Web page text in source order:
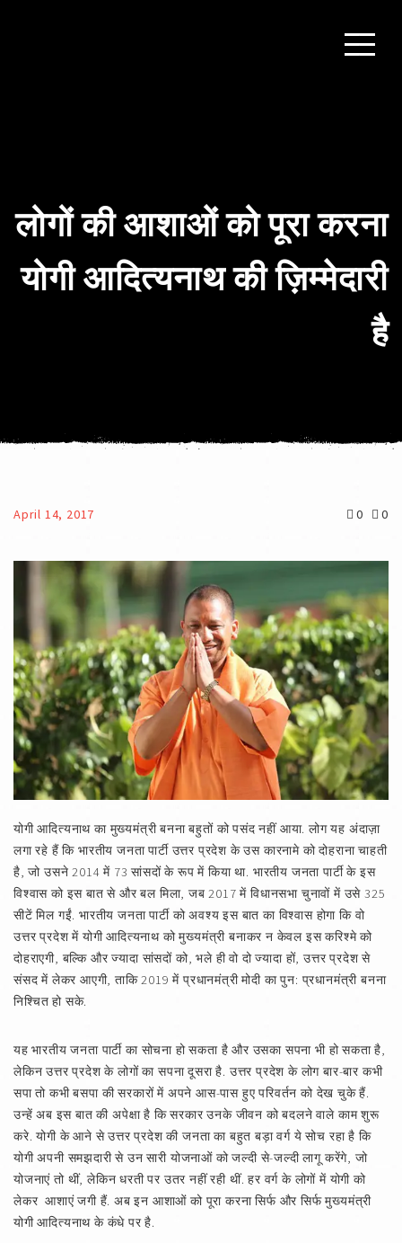
लोगों की आशाओं को पूरा करना
योगी आदित्यनाथ की ज़िम्मेदारी
है
April 14, 2017 0 0
योगी आदित्यनाथ का मुख्यमंत्री बनना बहुतों को पसंद नहीं आया. लोग यह अंदाज़ा
लगा रहे हैं कि भारतीय जनता पार्टी उत्तर प्रदेश के उस कारनामे को दोहराना चाहती
है, जो उसने 2014 में 73 सांसदों के रूप में किया था. भारतीय जनता पार्टी के इस
विश्वास को इस बात से और बल मिला, जब 2017 में विधानसभा चुनावों में उसे 325
सीटें मिल गईं. भारतीय जनता पार्टी को अवश्य इस बात का विश्वास होगा कि वो
उत्तर प्रदेश में योगी आदित्यनाथ को मुख्यमंत्री बनाकर न केवल इस करिश्मे को
दोहराएगी, बल्कि और ज्यादा सांसदों को, भले ही वो दो ज्यादा हों, उत्तर प्रदेश से
संसद में लेकर आएगी, ताकि 2019 में प्रधानमंत्री मोदी का पुन: प्रधानमंत्री बनना
निश्चित हो सके.
यह भारतीय जनता पार्टी का सोचना हो सकता है और उसका सपना भी हो सकता है,
लेकिन उत्तर प्रदेश के लोगों का सपना दूसरा है. उत्तर प्रदेश के लोग बार-बार कभी
सपा तो कभी बसपा की सरकारों में अपने आस-पास हुए परिवर्तन को देख चुके हैं.
उन्हें अब इस बात की अपेक्षा है कि सरकार उनके जीवन को बदलने वाले काम शुरू
करे. योगी के आने से उत्तर प्रदेश की जनता का बहुत बड़ा वर्ग ये सोच रहा है कि
योगी अपनी समझदारी से उन सारी योजनाओं को जल्दी से-जल्दी लागू करेंगे, जो
योजनाएं तो थीं, लेकिन धरती पर उतर नहीं रही थीं. हर वर्ग के लोगों में योगी को
लेकर आशाएं जगी हैं. अब इन आशाओं को पूरा करना सिर्फ और सिर्फ मुख्यमंत्री
योगी आदित्यनाथ के कंधे पर है.